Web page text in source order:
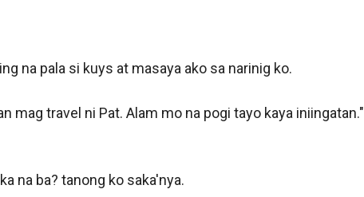
na pala si kuys at masaya ako sa narinig ko.
mag travel ni Pat. Alam mo na pogi tayo kaya iniingatan."
na ba? tanong ko saka'nya.